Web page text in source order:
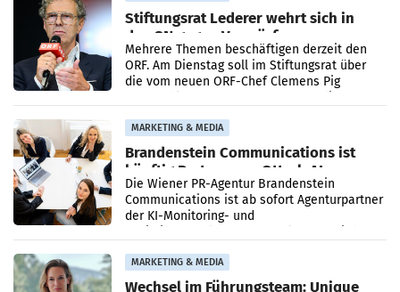
Stiftungsrat Lederer wehrt sich in
den SN gegen Vorwürfe
Mehrere Themen beschäftigen derzeit den
ORF. Am Dienstag soll im Stiftungsrat über
die vom neuen ORF-Chef Clemens Pig
MARKETING & MEDIA
Brandenstein Communications ist
künftig Partner von OtterlyAI
Die Wiener PR-Agentur Brandenstein
Communications ist ab sofort Agenturpartner
der KI-Monitoring- und
MARKETING & MEDIA
Wechsel im Führungsteam: Unique